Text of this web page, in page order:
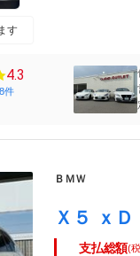
す
4.3
件
ＢＭＷ
支払総額(